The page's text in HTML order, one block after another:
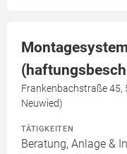
Frankenbachstraße 45,
Neuwied)
TÄTIGKEITEN
Beratung, Anlage &